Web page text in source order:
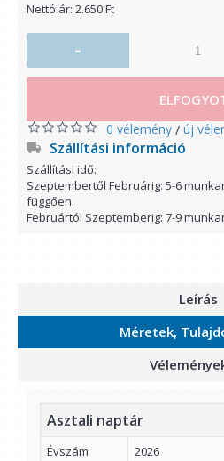
Nettó ár: 2.650 Ft
-
0 vélemény / új
Szállítási információ
Szállítási idő:
Szeptembertől Februárig: 5-6
függően.
Februártól Szeptemberig: 7-9
Leírás
Méretek,
Asztali naptár
Évszám
2026